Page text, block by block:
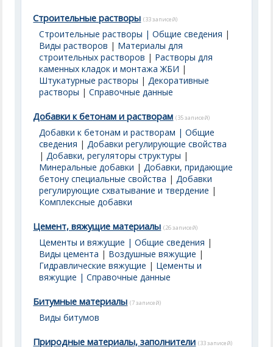
Строительные растворы (33 записей)
Строительные растворы | Общие сведения |
Виды растворов | Материалы для
строительных растворов | Растворы для
каменных кладок и монтажа ЖБИ |
Штукатурные растворы |Декоративные
растворы |Справочные данные
Добавки к бетонам и растворам (35 записей)
Добавки к бетонам и растворам | Общие
сведения |Добавки регулирующие свойства
|Добавки, регуляторы структуры |
Минеральные добавки |Добавки, придающие
бетону специальные свойства |Добавки
регулирующие схватывание и твердение |
Комплексные добавки
Цемент, вяжущие материалы (26 записей)
Цементы и вяжущие | Общие сведения |
Виды цемента | Воздушные вяжущие |
Гидравлические вяжущие | Цементы и
вяжущие | Справочные данные
Битумные материалы (7 записей)
Виды битумов
Природные материалы, заполнители (33 записей)